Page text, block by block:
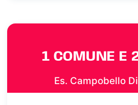
1 COMUNE E
Es. Campobello